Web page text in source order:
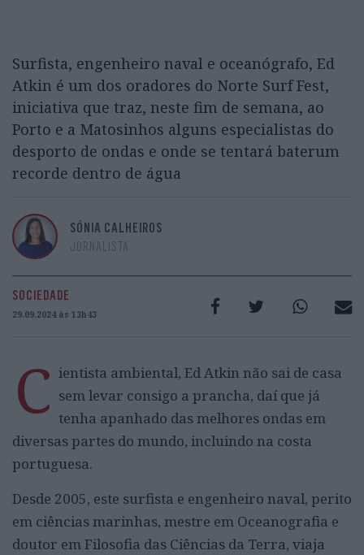
Surfista, engenheiro naval e oceanógrafo, Ed
Atkin é um dos oradores do Norte Surf Fest,
iniciativa que traz, neste fim de semana, ao
Porto e a Matosinhos alguns especialistas do
desporto de ondas e onde se tentará baterum
recorde dentro de água
SÓNIA CALHEIROS
JORNALISTA
SOCIEDADE
29.09.2024 às 13h43
C ientista ambiental, Ed Atkin não sai de casa
sem levar consigo a prancha, daí que já
tenha apanhado das melhores ondas em
diversas partes do mundo, incluindo na costa
portuguesa.
Desde 2005, este surfista e engenheiro naval, perito
em ciências marinhas, mestre em Oceanografia e
doutor em Filosofia das Ciências da Terra, viaja